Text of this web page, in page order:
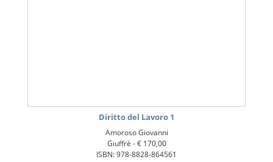
Diritto del Lavoro 1
Amoroso Giovanni
Giuffrè -€ 170,00
ISBN: 978-8828-864561